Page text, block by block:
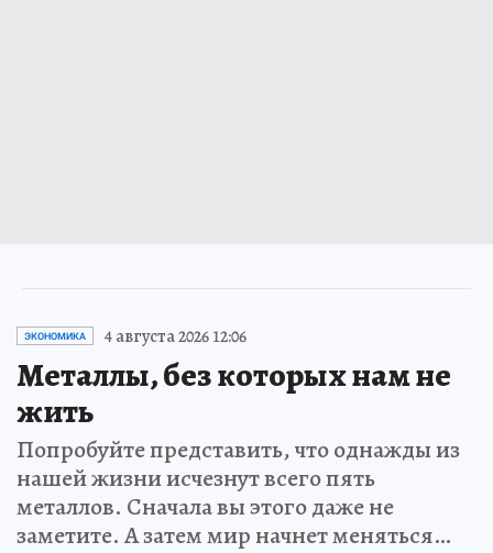
ЭКОНОМИКА 4 августа 2026 12:06
Металлы, без которых нам не
жить
Попробуйте представить, что однажды из
нашей жизни исчезнут всего пять
металлов. Сначала вы этого даже не
заметите. А затем мир начнет меняться…